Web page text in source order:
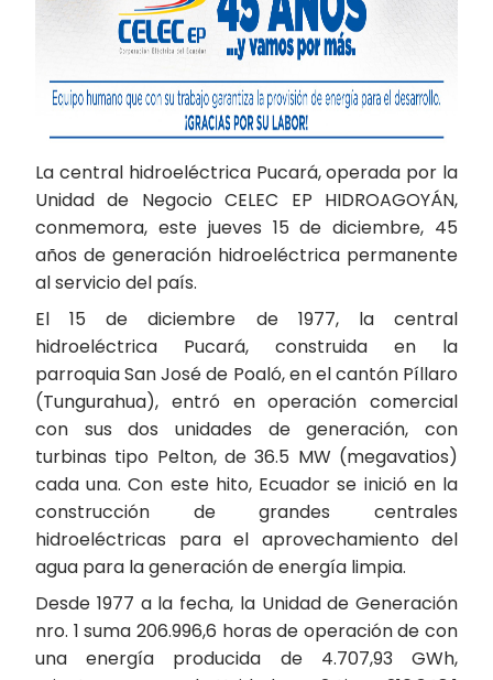
La central hidroeléctrica Pucará, operada por la
Unidad de Negocio CELEC EP HIDROAGOYÁN,
conmemora, este jueves 15 de diciembre, 45
años de generación hidroeléctrica permanente
al servicio del país.
El 15 de diciembre de 1977, la central
hidroeléctrica Pucará, construida en la
parroquia San José de Poaló, en el cantón Píllaro
(Tungurahua), entró en operación comercial
con sus dos unidades de generación, con
turbinas tipo Pelton, de 36.5 MW (megavatios)
cada una. Con este hito, Ecuador se inició en la
construcción de grandes centrales
hidroeléctricas para el aprovechamiento del
agua para la generación de energía limpia.
Desde 1977 a la fecha, la Unidad de Generación
nro. 1 suma 206.996,6 horas de operación de con
una energía producida de 4.707,93 GWh,